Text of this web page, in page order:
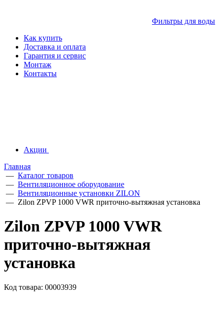
Фильтры для воды
Как купить
Доставка и оплата
Гарантия и сервис
Монтаж
Контакты
Акции
Главная
— Каталог товаров
— Вентиляционное оборудование
— Вентиляционные установки ZILON
— Zilon ZPVP 1000 VWR приточно-вытяжная установка
Zilon ZPVP 1000 VWR
приточно-вытяжная
установка
Код товара: 00003939